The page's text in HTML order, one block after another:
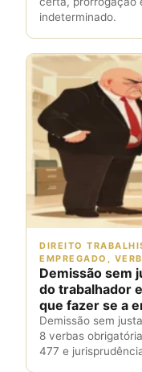
indeterminado.
DIREITO
EMPREGADO,
Demissão sem
do trabalhador
que fazer se a
Demissão sem
8 verbas
477 e